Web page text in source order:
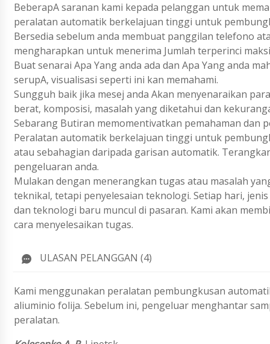
BeberapA saranan kami kepada pelanggan untuk
peralatan automatik berkelajuan tinggi untuk
Bersedia sebelum anda membuat panggilan telefono
mengharapkan untuk menerima Jumlah terperinci
Buat senarai Apa Yang anda ada dan Apa Yang anda
serupA, visualisasi seperti ini kan memahami.
Sungguh baik jika mesej anda Akan menyenaraikan
berat, komposisi, masalah yang diketahui dan
Sebarang Butiran memomentivatkan pemahaman dan
Peralatan automatik berkelajuan tinggi untuk
atau sebahagian daripada garisan automatik.
pengeluaran anda.
Mulakan dengan menerangkan tugas atau masalah
teknikal, tetapi penyelesaian teknologi. Setiap hari,
dan teknologi baru muncul di pasaran. Kami akan
cara menyelesaikan tugas.
ULASAN PELANGGAN (4)
Kami menggunakan peralatan pembungkusan
aliuminio folija. Sebelum ini, pengeluar menghantar
peralatan.